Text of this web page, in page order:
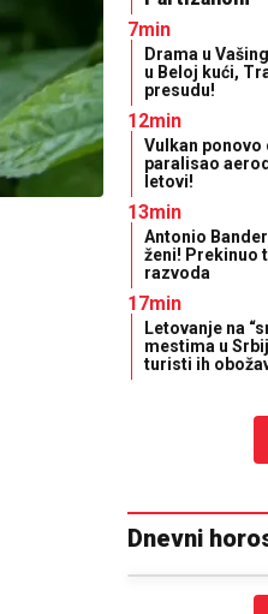
7min
Drama u
u Beloj kući,
presudu!
12min
Vulkan ponovo
paralisao
letovi!
13min
Antonio
ženi! Prekinuo
razvoda
17min
Letovanje na
mestima u
turisti ih
Dnevni